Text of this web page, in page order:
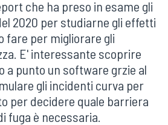
che ha preso in esame gli
2020 per studiarne gli effetti
fare per migliorare gli
E' interessante scoprire
a punto un software grzie al
gli incidenti curva per
per decidere quale barriera
fuga è necessaria.